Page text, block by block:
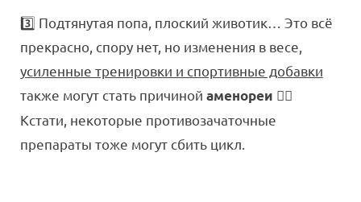
3️⃣ Подтянутая попа, плоский животик… Это всё
прекрасно, спору нет, но изменения в весе,
усиленные тренировки и спортивные добавки
также могут стать причиной аменореи 💁‍♀️
Кстати, некоторые противозачаточные
препараты тоже могут сбить цикл.